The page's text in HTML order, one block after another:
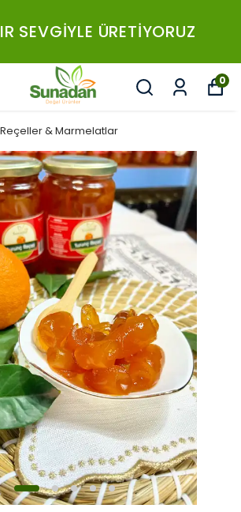
SEVGIYLE ÜRETIYORUZ
0
Reçeller & Marmelatlar